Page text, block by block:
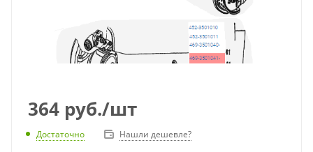
364 руб./шт
Достаточно Нашли дешевле?